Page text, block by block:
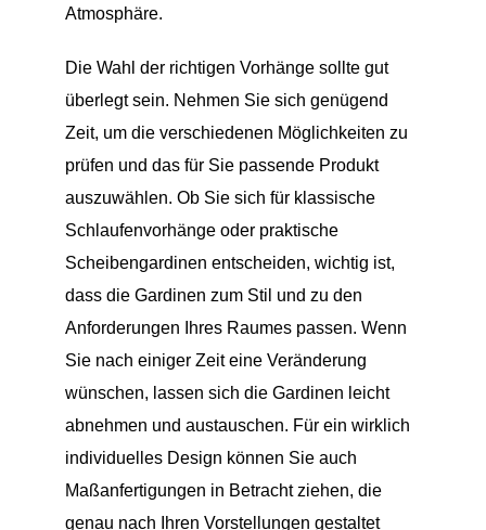
Atmosphäre.
Die Wahl der richtigen Vorhänge sollte gut
überlegt sein. Nehmen Sie sich genügend
Zeit, um die verschiedenen Möglichkeiten zu
prüfen und das für Sie passende Produkt
auszuwählen. Ob Sie sich für klassische
Schlaufenvorhänge oder praktische
Scheibengardinen entscheiden, wichtig ist,
dass die Gardinen zum Stil und zu den
Anforderungen Ihres Raumes passen. Wenn
Sie nach einiger Zeit eine Veränderung
wünschen, lassen sich die Gardinen leicht
abnehmen und austauschen. Für ein wirklich
individuelles Design können Sie auch
Maßanfertigungen in Betracht ziehen, die
genau nach Ihren Vorstellungen gestaltet